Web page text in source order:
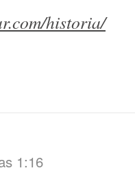
historia/
1:16